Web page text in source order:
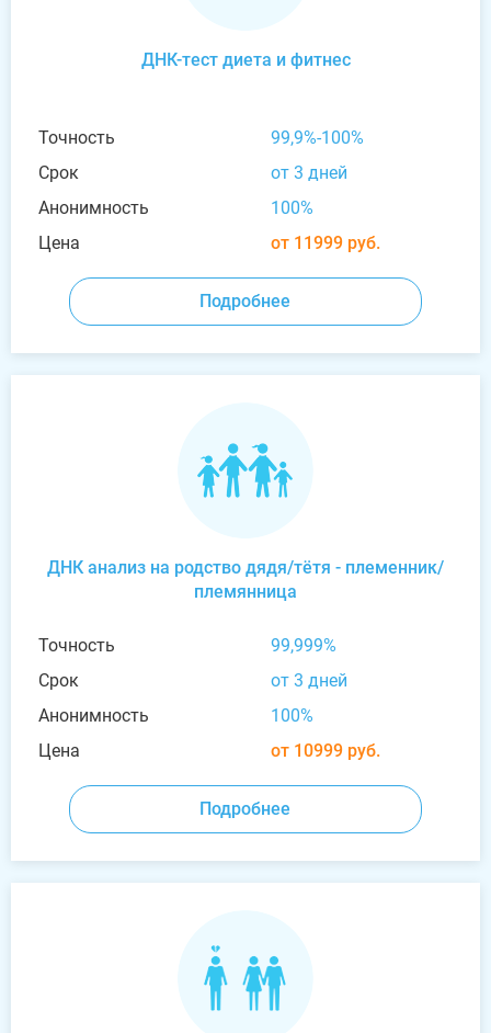
ДНК-тест диета и фитнес
Точность
99,9%-100%
Срок
от 3 дней
Анонимность
100%
Цена
от 11999 руб.
Подробнее
ДНК анализ на родство дядя/тётя - племенник/
племянница
Точность
99,999%
Срок
от 3 дней
Анонимность
100%
Цена
от 10999 руб.
Подробнее